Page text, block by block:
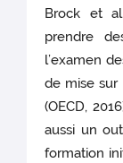
Brock et
prendre
l’examen
de mise sur
(OECD,
aussi un
formation